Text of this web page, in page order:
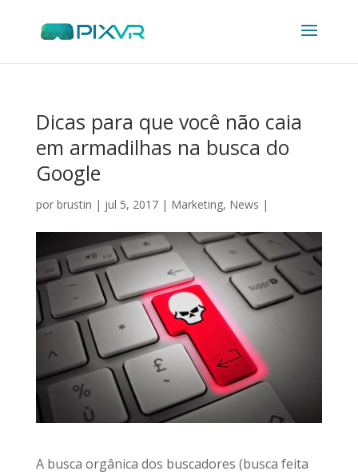
Dicas para que você não caia
em armadilhas na busca do
Google
por brustin | jul 5, 2017| Marketing, News |
A busca orgânica dos buscadores (busca feita